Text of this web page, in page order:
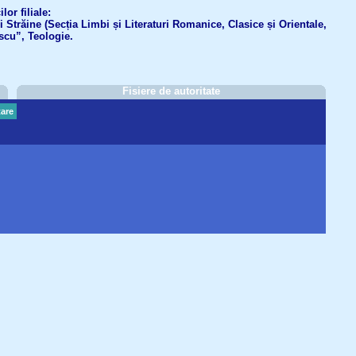
filiale:
(Secția Limbi și Literaturi Romanice, Clasice și Orientale,
Teologie.
Fisiere de autoritate